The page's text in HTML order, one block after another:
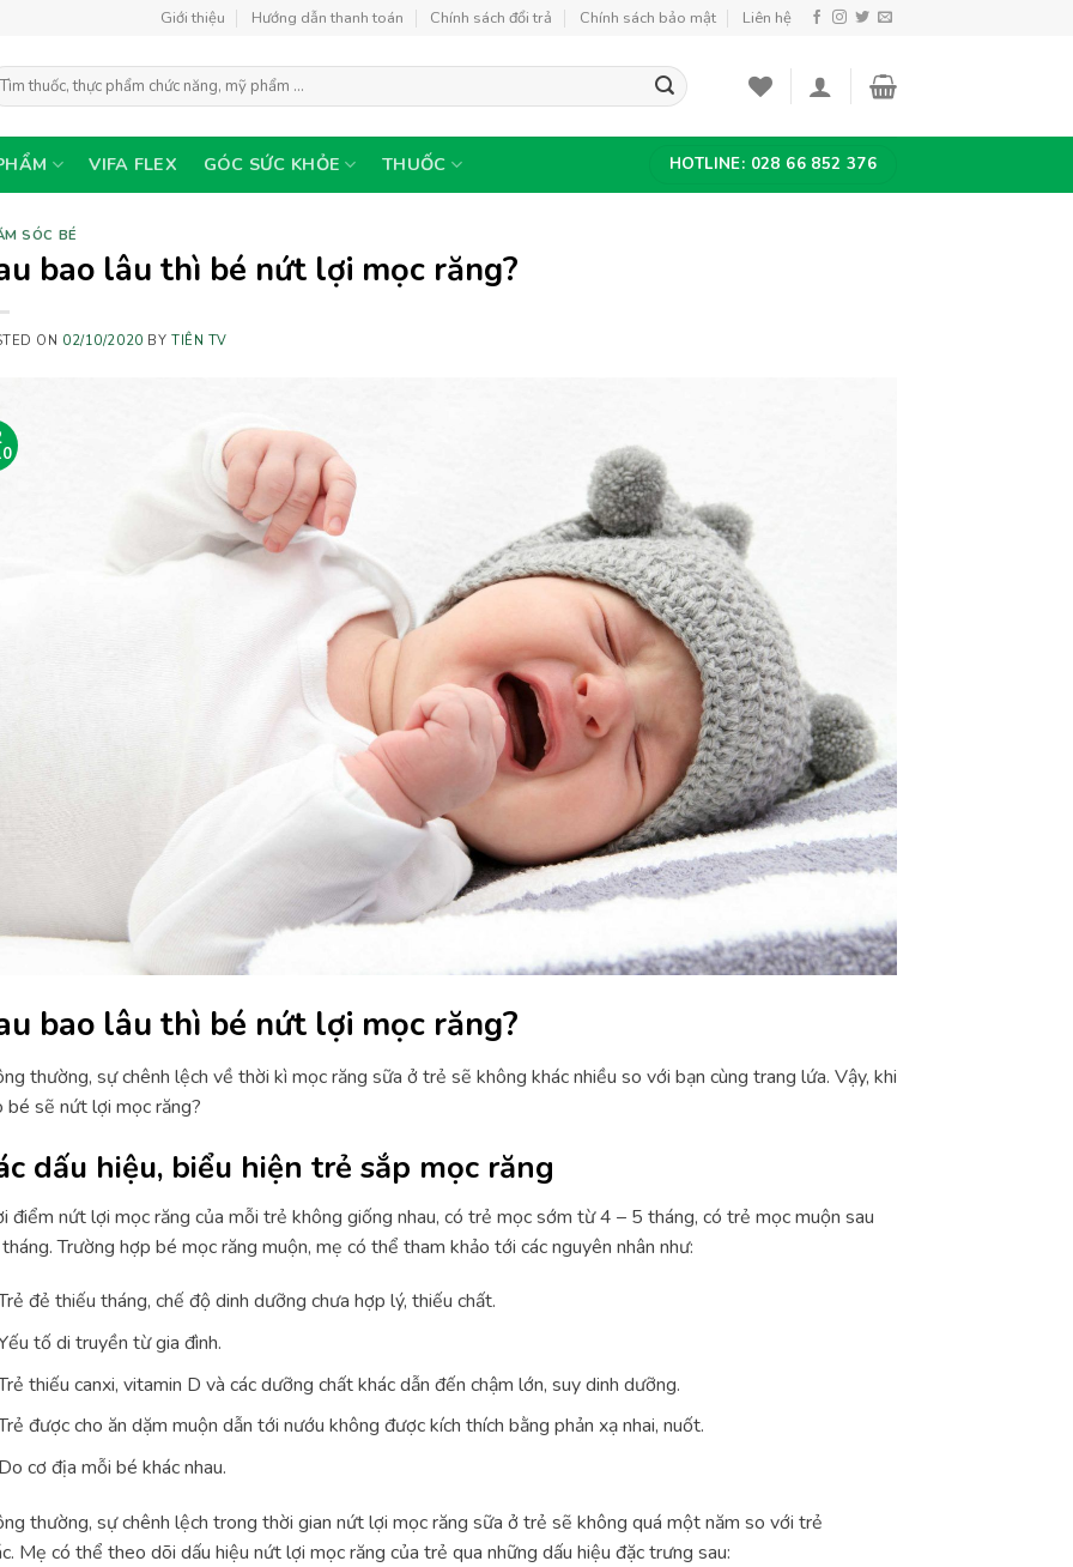
Giới thiệu Hướng dẫn thanh toán Chính sách đổi trả Chính sách bảo mật Liên hệ
VIFA FLEX GÓC SỨC KHỎE THUỐC HOTLINE: 028 66 852 376
SÓC BÉ
bao lâu thì bé nứt lợi mọc răng?
ON 02/10/2020 BY TIÊN TV
bao lâu thì bé nứt lợi mọc răng?
thường, sự chênh lệch về thời kì mọc răng sữa ở trẻ sẽ không khác nhiều so với bạn cùng trang lứa. Vậy, khi
bé sẽ nứt lợi mọc răng?
dấu hiệu, biểu hiện trẻ sắp mọc răng
điểm nứt lợi mọc răng của mỗi trẻ không giống nhau, có trẻ mọc sớm từ 4 – 5 tháng, có trẻ mọc muộn sau
Trường hợp bé mọc răng muộn, mẹ có thể tham khảo tới các nguyên nhân như:
đẻ thiếu tháng, chế độ dinh dưỡng chưa hợp lý, thiếu chất.
tố di truyền từ gia đình.
thiếu canxi, vitamin D và các dưỡng chất khác dẫn đến chậm lớn, suy dinh dưỡng.
được cho ăn dặm muộn dẫn tới nướu không được kích thích bằng phản xạ nhai, nuốt.
cơ địa mỗi bé khác nhau.
thường, sự chênh lệch trong thời gian nứt lợi mọc răng sữa ở trẻ sẽ không quá một năm so với trẻ
Mẹ có thể theo dõi dấu hiệu nứt lợi mọc răng của trẻ qua những dấu hiệu đặc trưng sau: